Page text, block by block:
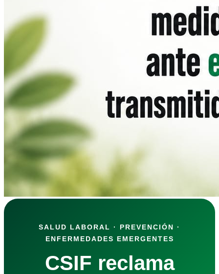
SALUD LABORAL · PREVENCIÓN ·
ENFERMEDADES EMERGENTES
CSIF reclama